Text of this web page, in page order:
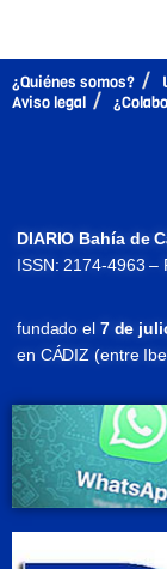
¿Quiénes somos?
Aviso legal
DIARIO Bahía de
ISSN: 2174-4963 –
fundado el7 de
en CÁDIZ (entre